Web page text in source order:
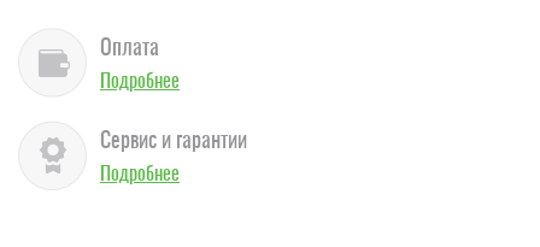
Оплата
Подробнее
Сервис и гарантии
Подробнее